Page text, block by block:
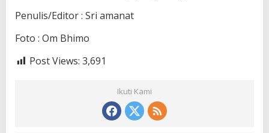
Penulis/Editor : Sri amanat
Foto : Om Bhimo
Post Views: 3,691
Ikuti Kami